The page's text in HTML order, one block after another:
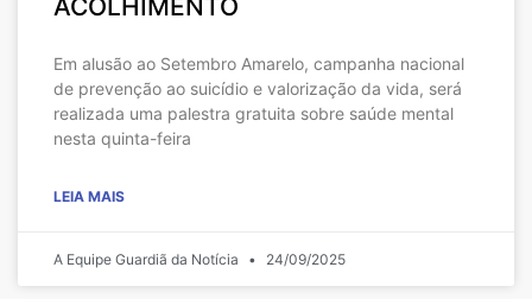
ACOLHIMENTO
Em alusão ao Setembro Amarelo, campanha nacional
de prevenção ao suicídio e valorização da vida, será
realizada uma palestra gratuita sobre saúde mental
nesta quinta-feira
LEIA MAIS
A Equipe Guardiã da Notícia 24/09/2025